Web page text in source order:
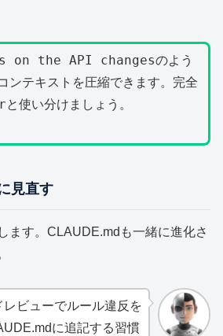
on the API changesのよう
ンテキストを圧縮できます。完全
と使い分けましょう。
見直す
ます。CLAUDE.mdも一緒に進化さ
ビューでルール違反を
に追記する習慣